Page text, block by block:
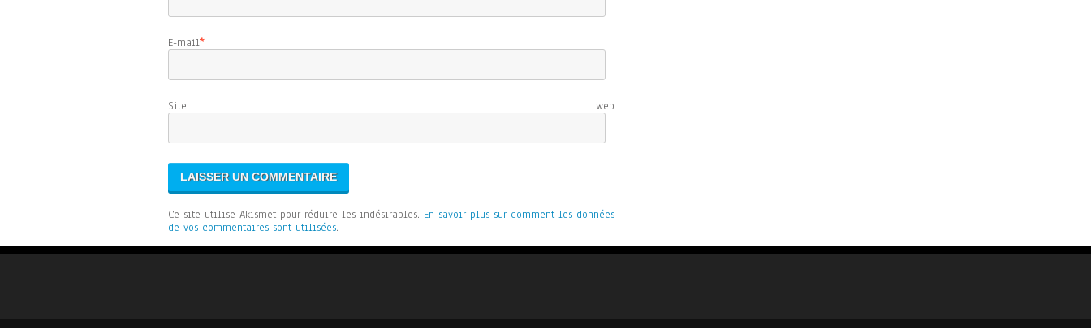
E-mail*
Site web
Ce site utilise Akismet pour réduire les indésirables. En savoir plus sur comment les données
de vos commentaires sont utilisées.